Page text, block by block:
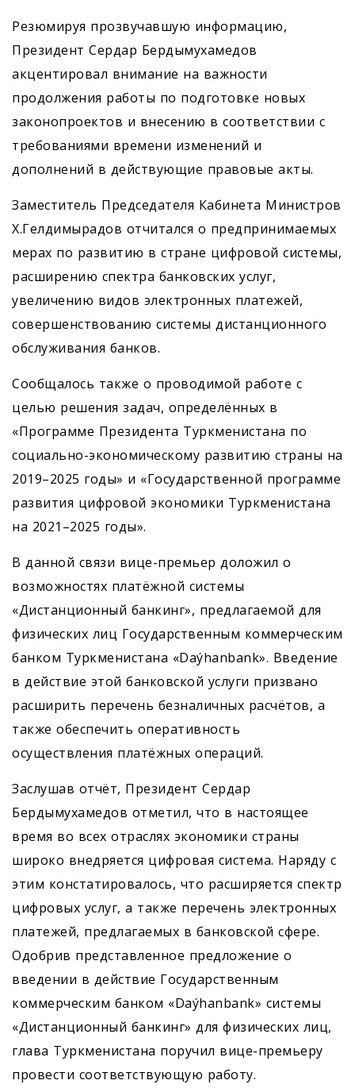
Резюмируя прозвучавшую информацию,
Президент Сердар Бердымухамедов
акцентировал внимание на важности
продолжения работы по подготовке новых
законопроектов и внесению в соответствии с
требованиями времени изменений и
дополнений в действующие правовые акты.
Заместитель Председателя Кабинета Министров
Х.Гелдимырадов отчитался о предпринимаемых
мерах по развитию в стране цифровой системы,
расширению спектра банковских услуг,
увеличению видов электронных платежей,
совершенствованию системы дистанционного
обслуживания банков.
Сообщалось также о проводимой работе с
целью решения задач, определённых в
«Программе Президента Туркменистана по
социально-экономическому развитию страны на
2019–2025 годы» и «Государственной программе
развития цифровой экономики Туркменистана
на 2021–2025 годы».
В данной связи вице-премьер доложил о
возможностях платёжной системы
«Дистанционный банкинг», предлагаемой для
физических лиц Государственным коммерческим
банком Туркменистана «Daýhanbank». Введение
в действие этой банковской услуги призвано
расширить перечень безналичных расчётов, а
также обеспечить оперативность
осуществления платёжных операций.
Заслушав отчёт, Президент Сердар
Бердымухамедов отметил, что в настоящее
время во всех отраслях экономики страны
широко внедряется цифровая система. Наряду с
этим констатировалось, что расширяется спектр
цифровых услуг, а также перечень электронных
платежей, предлагаемых в банковской сфере.
Одобрив представленное предложение о
введении в действие Государственным
коммерческим банком «Daýhanbank» системы
«Дистанционный банкинг» для физических лиц,
глава Туркменистана поручил вице-премьеру
провести соответствующую работу.